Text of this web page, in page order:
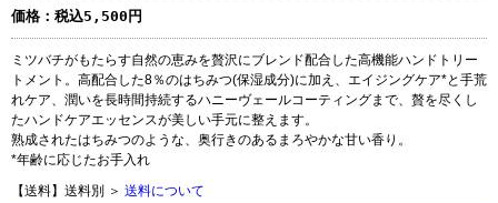
価格： 税込5,500円
ミツバチがもたらす自然の恵みを贅沢にブレンド配合した高機能ハンドトリー
トメント。高配合した8％のはちみつ(保湿成分)に加え、エイジングケア*と手荒
れケア、潤いを長時間持続するハニーヴェールコーティングまで、贅を尽くし
たハンドケアエッセンスが美しい手元に整えます。
熟成されたはちみつのような、奥行きのあるまろやかな甘い香り。
*年齢に応じたお手入れ
【送料】送料別 ＞ 送料について